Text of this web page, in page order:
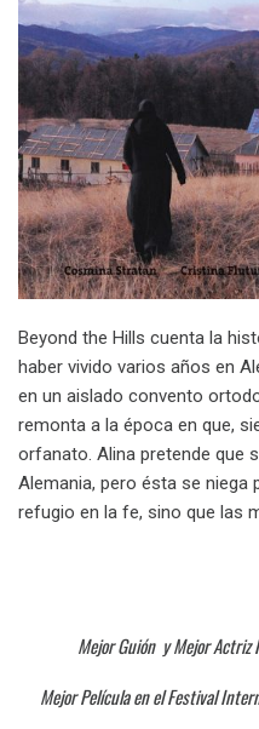
Beyond the Hills cuenta la
haber vivido varios años en
en un aislado convento
remonta a la época en que,
orfanato. Alina pretende que
Alemania, pero ésta se
refugio en la fe, sino que las
Mejor Guión y Mejor Actriz
Mejor Película en el Festival